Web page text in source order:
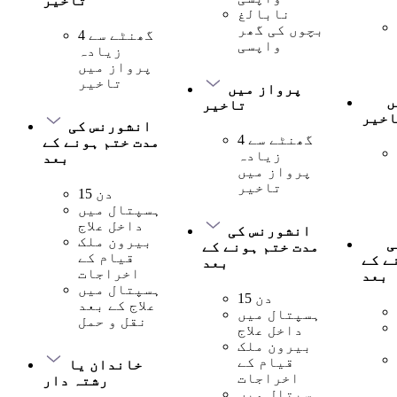
4 گھنٹے سے
زیادہ
پرواز میں
تاخیر
انشورنس کی
مدت ختم ہونے کے
بعد
15 دن
ہسپتال میں
داخل علاج
بیرون ملک
قیام کے
اخراجات
ہسپتال میں
علاج کے بعد
نقل و حمل
خاندان یا
رشتہ دار
نابالغ
بچوں کی گھر
واپسی
پرواز میں
تاخیر
4 گھنٹے سے
زیادہ
پرواز میں
تاخیر
انشورنس کی
مدت ختم ہونے کے
بعد
15 دن
ہسپتال میں
داخل علاج
بیرون ملک
قیام کے
اخراجات
ہسپتال میں
کے
بعد